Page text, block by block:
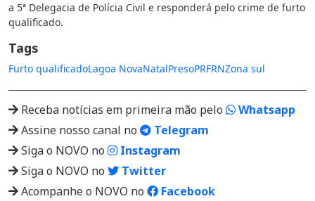
a 5ª Delegacia de Polícia Civil e responderá pelo crime de furto
qualificado.
Tags
Furto qualificadoLagoa NovaNatalPresoPRFRNZona sul
Receba notícias em primeira mão pelo
Whatsapp
Assine nosso canal no
Telegram
Siga o NOVO no
Instagram
Siga o NOVO no
Twitter
Acompanhe o NOVO no
Facebook